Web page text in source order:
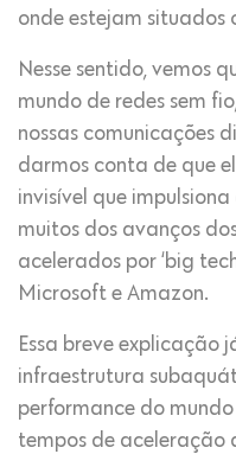
onde estejam situados
Nesse sentido, vemos
mundo de redes sem
nossas comunicações
darmos conta de que
invisível que
muitos dos avanços
acelerados por ‘big
Microsoft e Amazon.
Essa breve explicação
infraestrutura
performance do
tempos de aceleração